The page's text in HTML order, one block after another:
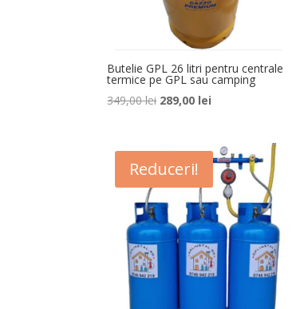
Butelie GPL 26 litri pentru centrale
termice pe GPL sau camping
349,00lei Prețul
fost:
349,00 lei.
289,00 lei
289,00 lei.
Reduceri!